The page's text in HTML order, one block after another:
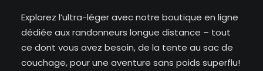
Explorez l’ultra-léger avec notre boutique en ligne
dédiée aux randonneurs longue distance – tout
ce dont vous avez besoin, de la tente au sac de
couchage, pour une aventure sans poids superflu!